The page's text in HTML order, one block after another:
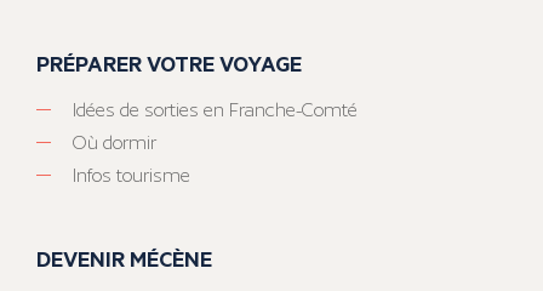
PRÉPARER VOTRE VOYAGE
Idées de sorties en Franche-Comté
Où dormir
Infos tourisme
DEVENIR MÉCÈNE